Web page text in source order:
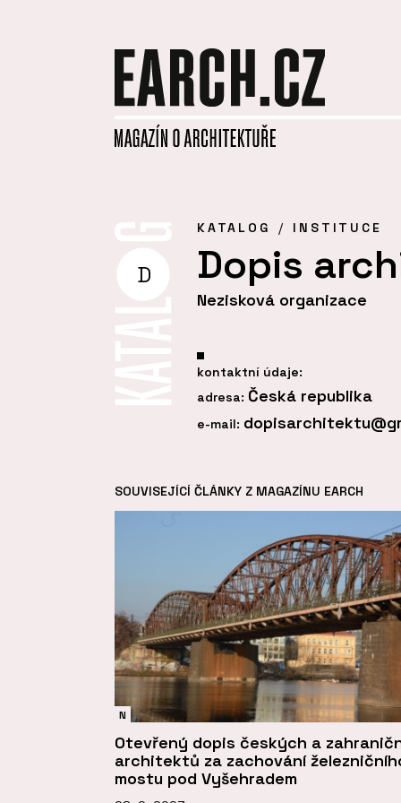
D
KATALOG INSTITUCE
Dopis
Nezisková organizace
kontaktní údaje:
adresa: Česká republika
e-mail:
SOUVISEJÍCÍ ČLÁNKY Z MAGAZÍNU EARCH
N
Otevřený dopis českých a
architektů za zachování
mostu pod Vyšehradem